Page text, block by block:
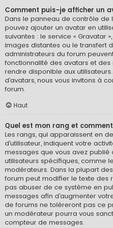
Comment puis-je afficher un
Dans le panneau de contrôle de
pouvez ajouter un avatar en
suivantes : le service « Gravatar
images distantes ou le transfert
administrateurs du forum
fonctionnalité des avatars et des
rendre disponible aux
d’avatars, nous vous invitons à
forum.
Haut
Quel est mon rang et
Les rangs, qui apparaissent en
d’utilisateur, indiquent votre
messages que vous avez publié
utilisateurs spécifiques, comme
modérateurs. Dans la plupart
forum peut modifier le texte des
pas abuser de ce système en
messages afin d’augmenter
de forums ne toléreront pas ce
un modérateur pourra vous
compteur de messages.